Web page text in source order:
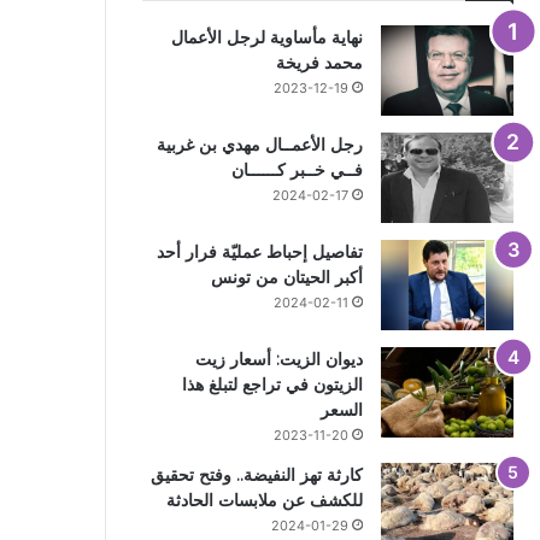
نهاية مأساوية لرجل الأعمال
محمد فريخة
2023-12-19
رجل الأعمــال مهدي بن غربية
فــي خــبر كــــــان
2024-02-17
تفاصيل إحباط عمليّة فرار أحد
أكبر الحيتان من تونس
2024-02-11
ديوان الزيت: أسعار زيت
الزيتون في تراجع لتبلغ هذا
السعر
2023-11-20
كارثة تهز النفيضة.. وفتح تحقيق
للكشف عن ملابسات الحادثة
2024-01-29